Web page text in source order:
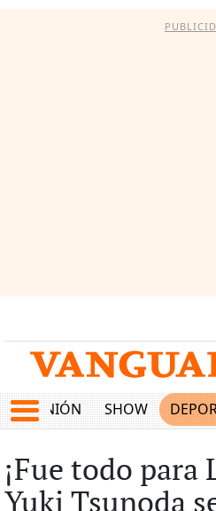
OPINIÓN SHOW
¡Fue todo para
Yuki Tsunoda